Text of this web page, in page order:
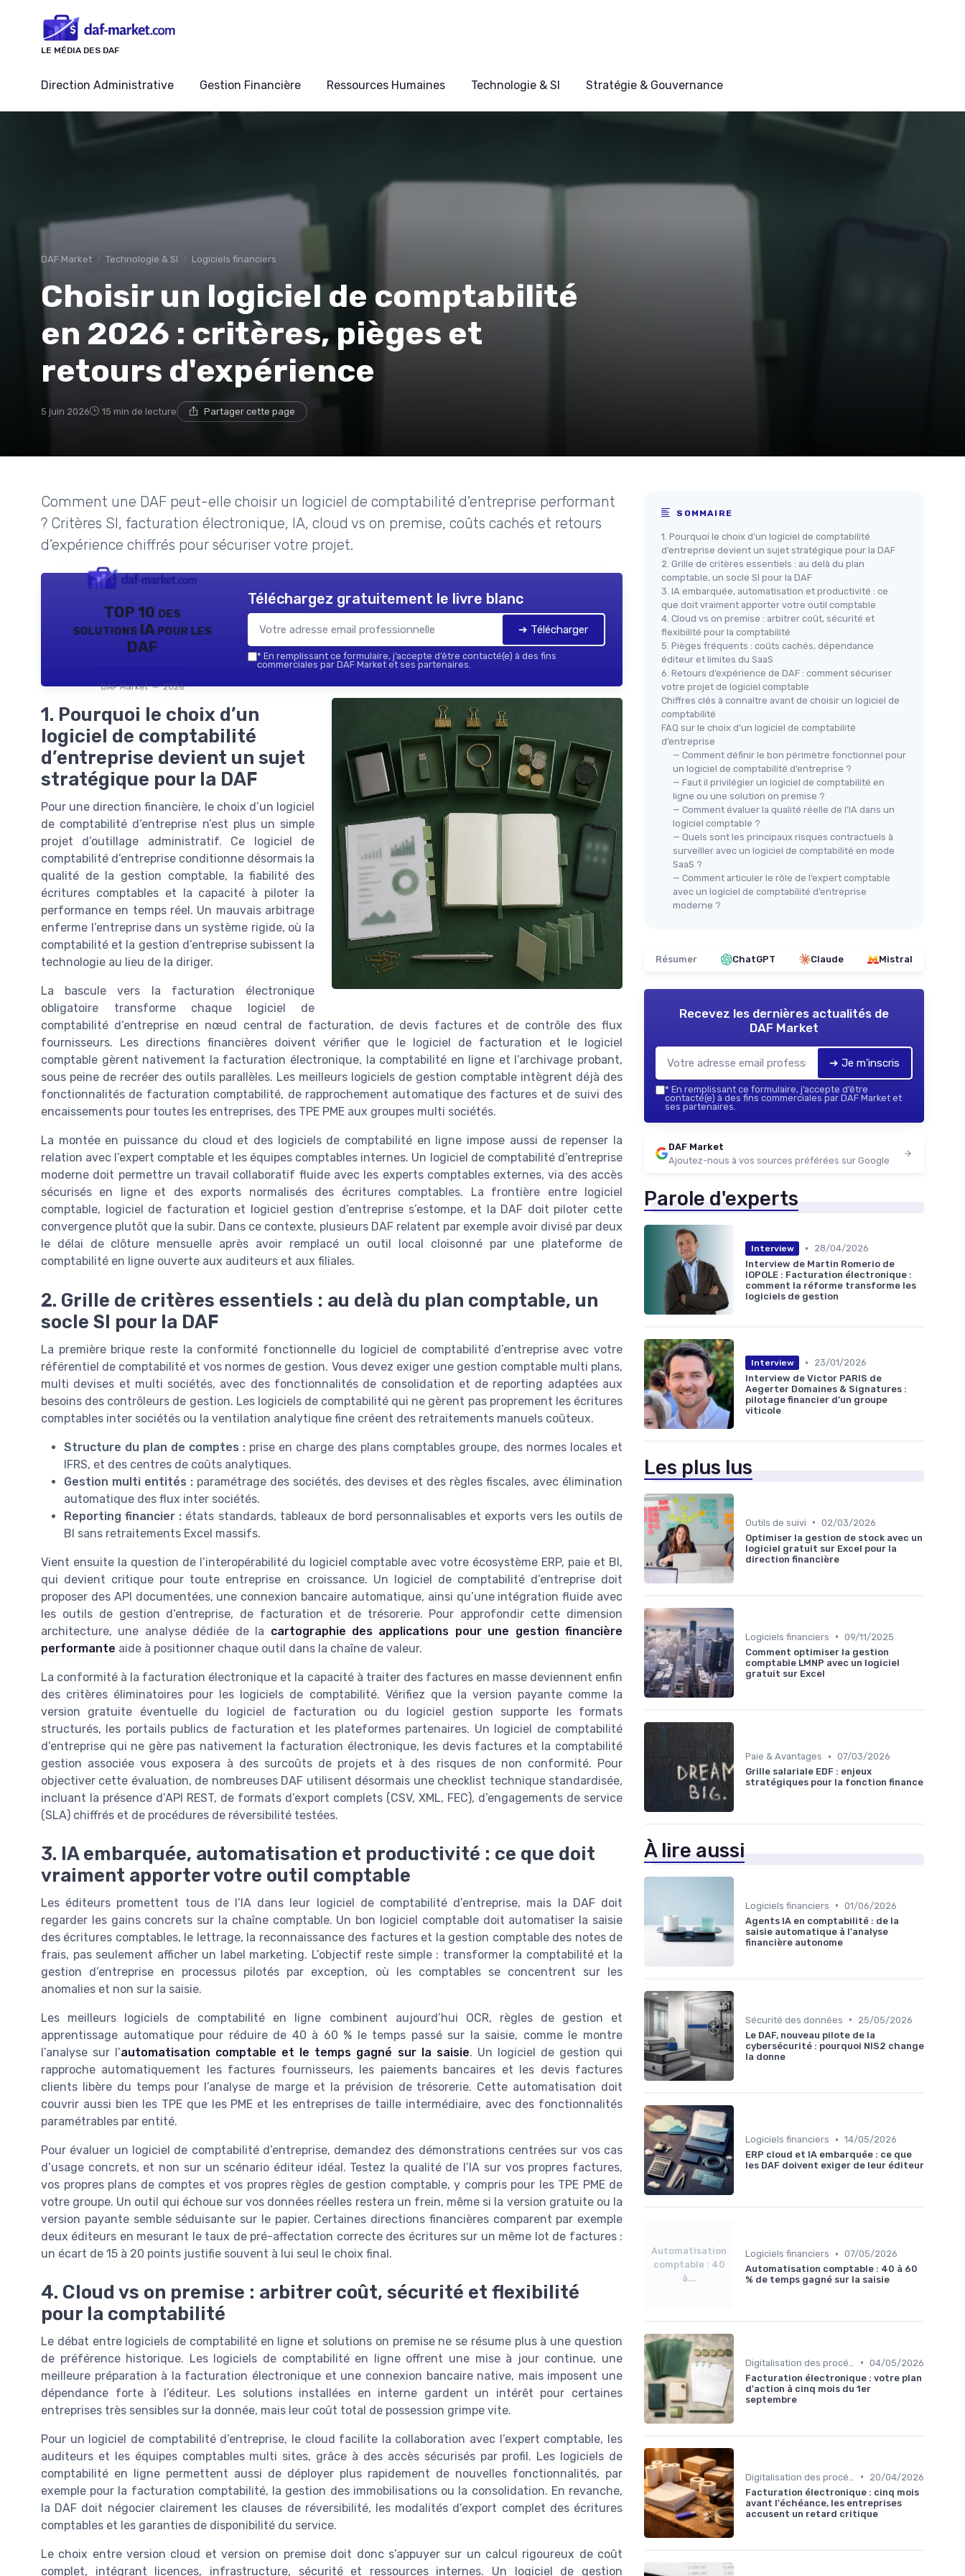
LE MÉDIA DES DAF
Direction Administrative Gestion Financière Ressources Humaines Technologie & SI Stratégie & Gouvernance
DAF Market Technologie & SI Logiciels financiers
Choisir un logiciel de comptabilité
en 2026 : critères, pièges et
retours d'expérience
5 juin 2026 15 min de lecture Partager cette page
Comment une DAF peut-elle choisir un logiciel de comptabilité d’entreprise performant
? Critères SI, facturation électronique, IA, cloud vs on premise, coûts cachés et retours
d’expérience chiffrés pour sécuriser votre projet.
TOP 10 des
solutions IA pour les
DAF
DAF Market — 2026
Téléchargez gratuitement le livre blanc
➔ Télécharger
* En remplissant ce formulaire, j’accepte d’être contacté(e) à des fins
commerciales par DAF Market et ses partenaires.
1. Pourquoi le choix d’un
logiciel de comptabilité
d’entreprise devient un sujet
stratégique pour la DAF
Pour une direction financière, le choix d’un logiciel
de comptabilité d’entreprise n’est plus un simple
projet d’outillage administratif. Ce logiciel de
comptabilité d’entreprise conditionne désormais la
qualité de la gestion comptable, la fiabilité des
écritures comptables et la capacité à piloter la
performance en temps réel. Un mauvais arbitrage
enferme l’entreprise dans un système rigide, où la
comptabilité et la gestion d’entreprise subissent la
technologie au lieu de la diriger.
La bascule vers la facturation électronique
obligatoire transforme chaque logiciel de
comptabilité d’entreprise en nœud central de facturation, de devis factures et de contrôle des flux
fournisseurs. Les directions financières doivent vérifier que le logiciel de facturation et le logiciel
comptable gèrent nativement la facturation électronique, la comptabilité en ligne et l’archivage probant,
sous peine de recréer des outils parallèles. Les meilleurs logiciels de gestion comptable intègrent déjà des
fonctionnalités de facturation comptabilité, de rapprochement automatique des factures et de suivi des
encaissements pour toutes les entreprises, des TPE PME aux groupes multi sociétés.
La montée en puissance du cloud et des logiciels de comptabilité en ligne impose aussi de repenser la
relation avec l’expert comptable et les équipes comptables internes. Un logiciel de comptabilité d’entreprise
moderne doit permettre un travail collaboratif fluide avec les experts comptables externes, via des accès
sécurisés en ligne et des exports normalisés des écritures comptables. La frontière entre logiciel
comptable, logiciel de facturation et logiciel gestion d’entreprise s’estompe, et la DAF doit piloter cette
convergence plutôt que la subir. Dans ce contexte, plusieurs DAF relatent par exemple avoir divisé par deux
le délai de clôture mensuelle après avoir remplacé un outil local cloisonné par une plateforme de
comptabilité en ligne ouverte aux auditeurs et aux filiales.
2. Grille de critères essentiels : au delà du plan comptable, un
socle SI pour la DAF
La première brique reste la conformité fonctionnelle du logiciel de comptabilité d’entreprise avec votre
référentiel de comptabilité et vos normes de gestion. Vous devez exiger une gestion comptable multi plans,
multi devises et multi sociétés, avec des fonctionnalités de consolidation et de reporting adaptées aux
besoins des contrôleurs de gestion. Les logiciels de comptabilité qui ne gèrent pas proprement les écritures
comptables inter sociétés ou la ventilation analytique fine créent des retraitements manuels coûteux.
Structure du plan de comptes : prise en charge des plans comptables groupe, des normes locales et
IFRS, et des centres de coûts analytiques.
Gestion multi entités :paramétrage des sociétés, des devises et des règles fiscales, avec élimination
automatique des flux inter sociétés.
Reporting financier : états standards, tableaux de bord personnalisables et exports vers les outils de
BI sans retraitements Excel massifs.
Vient ensuite la question de l’interopérabilité du logiciel comptable avec votre écosystème ERP, paie et BI,
qui devient critique pour toute entreprise en croissance. Un logiciel de comptabilité d’entreprise doit
proposer des API documentées, une connexion bancaire automatique, ainsi qu’une intégration fluide avec
les outils de gestion d’entreprise, de facturation et de trésorerie. Pour approfondir cette dimension
architecture, une analyse dédiée de la cartographie des applications pour une gestion financière
performante aide à positionner chaque outil dans la chaîne de valeur.
La conformité à la facturation électronique et la capacité à traiter des factures en masse deviennent enfin
des critères éliminatoires pour les logiciels de comptabilité. Vérifiez que la version payante comme la
version gratuite éventuelle du logiciel de facturation ou du logiciel gestion supporte les formats
structurés, les portails publics de facturation et les plateformes partenaires. Un logiciel de comptabilité
d’entreprise qui ne gère pas nativement la facturation électronique, les devis factures et la comptabilité
gestion associée vous exposera à des surcoûts de projets et à des risques de non conformité. Pour
objectiver cette évaluation, de nombreuses DAF utilisent désormais une checklist technique standardisée,
incluant la présence d’API REST, de formats d’export complets (CSV, XML, FEC), d’engagements de service
(SLA) chiffrés et de procédures de réversibilité testées.
3. IA embarquée, automatisation et productivité : ce que doit
vraiment apporter votre outil comptable
Les éditeurs promettent tous de l’IA dans leur logiciel de comptabilité d’entreprise, mais la DAF doit
regarder les gains concrets sur la chaîne comptable. Un bon logiciel comptable doit automatiser la saisie
des écritures comptables, le lettrage, la reconnaissance des factures et la gestion comptable des notes de
frais, pas seulement afficher un label marketing. L’objectif reste simple : transformer la comptabilité et la
gestion d’entreprise en processus pilotés par exception, où les comptables se concentrent sur les
anomalies et non sur la saisie.
Les meilleurs logiciels de comptabilité en ligne combinent aujourd’hui OCR, règles de gestion et
apprentissage automatique pour réduire de 40 à 60 % le temps passé sur la saisie, comme le montre
l’analyse sur l’automatisation comptable et le temps gagné sur la saisie. Un logiciel de gestion qui
rapproche automatiquement les factures fournisseurs, les paiements bancaires et les devis factures
clients libère du temps pour l’analyse de marge et la prévision de trésorerie. Cette automatisation doit
couvrir aussi bien les TPE que les PME et les entreprises de taille intermédiaire, avec des fonctionnalités
paramétrables par entité.
Pour évaluer un logiciel de comptabilité d’entreprise, demandez des démonstrations centrées sur vos cas
d’usage concrets, et non sur un scénario éditeur idéal. Testez la qualité de l’IA sur vos propres factures,
vos propres plans de comptes et vos propres règles de gestion comptable, y compris pour les TPE PME de
votre groupe. Un outil qui échoue sur vos données réelles restera un frein, même si la version gratuite ou la
version payante semble séduisante sur le papier. Certaines directions financières comparent par exemple
deux éditeurs en mesurant le taux de pré-affectation correcte des écritures sur un même lot de factures :
un écart de 15 à 20 points justifie souvent à lui seul le choix final.
4. Cloud vs on premise : arbitrer coût, sécurité et flexibilité
pour la comptabilité
Le débat entre logiciels de comptabilité en ligne et solutions on premise ne se résume plus à une question
de préférence historique. Les logiciels de comptabilité en ligne offrent une mise à jour continue, une
meilleure préparation à la facturation électronique et une connexion bancaire native, mais imposent une
dépendance forte à l’éditeur. Les solutions installées en interne gardent un intérêt pour certaines
entreprises très sensibles sur la donnée, mais leur coût total de possession grimpe vite.
Pour un logiciel de comptabilité d’entreprise, le cloud facilite la collaboration avec l’expert comptable, les
auditeurs et les équipes comptables multi sites, grâce à des accès sécurisés par profil. Les logiciels de
comptabilité en ligne permettent aussi de déployer plus rapidement de nouvelles fonctionnalités, par
exemple pour la facturation comptabilité, la gestion des immobilisations ou la consolidation. En revanche,
la DAF doit négocier clairement les clauses de réversibilité, les modalités d’export complet des écritures
comptables et les garanties de disponibilité du service.
Le choix entre version cloud et version on premise doit donc s’appuyer sur un calcul rigoureux de coût
complet, intégrant licences, infrastructure, sécurité et ressources internes. Un logiciel de gestion
SOMMAIRE
1. Pourquoi le choix d’un logiciel de comptabilité
d’entreprise devient un sujet stratégique pour la DAF
2. Grille de critères essentiels : au delà du plan
comptable, un socle SI pour la DAF
3. IA embarquée, automatisation et productivité : ce
que doit vraiment apporter votre outil comptable
4. Cloud vs on premise : arbitrer coût, sécurité et
flexibilité pour la comptabilité
5. Pièges fréquents : coûts cachés, dépendance
éditeur et limites du SaaS
6. Retours d’expérience de DAF : comment sécuriser
votre projet de logiciel comptable
Chiffres clés à connaître avant de choisir un logiciel de
comptabilité
FAQ sur le choix d’un logiciel de comptabilité
d’entreprise
— Comment définir le bon périmètre fonctionnel pour
un logiciel de comptabilité d’entreprise ?
— Faut il privilégier un logiciel de comptabilité en
ligne ou une solution on premise ?
— Comment évaluer la qualité réelle de l’IA dans un
logiciel comptable ?
— Quels sont les principaux risques contractuels à
surveiller avec un logiciel de comptabilité en mode
SaaS ?
— Comment articuler le rôle de l’expert comptable
avec un logiciel de comptabilité d’entreprise
moderne ?
Résumer ChatGPT Claude Mistral
Recevez les dernières actualités de
DAF Market
➔ Je m'inscris
* En remplissant ce formulaire, j’accepte d’être
contacté(e) à des fins commerciales par DAF Market et
ses partenaires.
DAF Market
Ajoutez-nous à vos sources préférées sur Google
Parole d'experts
Interview •
28/04/2026
Interview de Martin Romerio de
IOPOLE : Facturation électronique :
comment la réforme transforme les
logiciels de gestion
Interview •
23/01/2026
Interview de Victor PARIS de
Aegerter Domaines & Signatures :
pilotage financier d’un groupe
viticole
Les plus lus
Outils de suivi • 02/03/2026
Optimiser la gestion de stock avec un
logiciel gratuit sur Excel pour la
direction financière
Logiciels financiers • 09/11/2025
Comment optimiser la gestion
comptable LMNP avec un logiciel
gratuit sur Excel
Paie & Avantages • 07/03/2026
Grille salariale EDF : enjeux
stratégiques pour la fonction finance
À lire aussi
Logiciels financiers • 01/06/2026
Agents IA en comptabilité : de la
saisie automatique à l'analyse
financière autonome
Sécurité des données •
25/05/2026
Le DAF, nouveau pilote de la
cybersécurité : pourquoi NIS2 change
la donne
Logiciels financiers • 14/05/2026
ERP cloud et IA embarquée : ce que
les DAF doivent exiger de leur éditeur
Automatisation
comptable : 40
à...
Logiciels financiers • 07/05/2026
Automatisation comptable : 40 à 60
% de temps gagné sur la saisie
• 04/05/2026
Facturation électronique : votre plan
d'action à cinq mois du 1er
septembre
•
20/04/2026
Facturation électronique : cinq mois
avant l'échéance, les entreprises
accusent un retard critique